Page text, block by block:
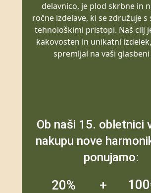
delavnico, je plod skrbne in
ročne izdelave, ki se združuje
tehnološkimi pristopi. Naš cilj
kakovosten in unikatni
spremljal na vaši
Ob naši 15. obletnici
nakupu nove
ponujamo:
20% +